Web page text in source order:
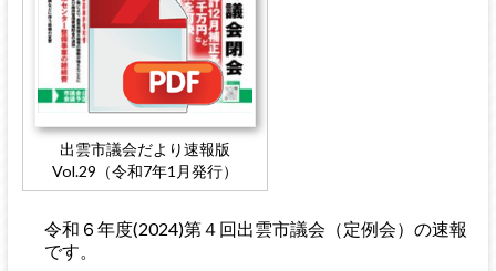
出雲市議会だより速報版
Vol.29（令和7年1月発行）
令和６年度(2024)第４回出雲市議会（定例会）の速報
です。